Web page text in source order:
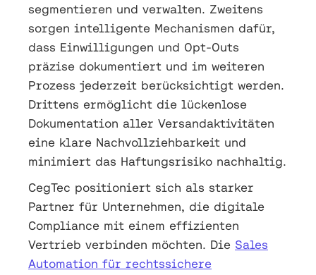
segmentieren und verwalten. Zweitens
sorgen intelligente Mechanismen dafür,
dass Einwilligungen und Opt-Outs
präzise dokumentiert und im weiteren
Prozess jederzeit berücksichtigt werden.
Drittens ermöglicht die lückenlose
Dokumentation aller Versandaktivitäten
eine klare Nachvollziehbarkeit und
minimiert das Haftungsrisiko nachhaltig.
CegTec positioniert sich als starker
Partner für Unternehmen, die digitale
Compliance mit einem effizienten
Vertrieb verbinden möchten. Die Sales
Automation für rechtssichere